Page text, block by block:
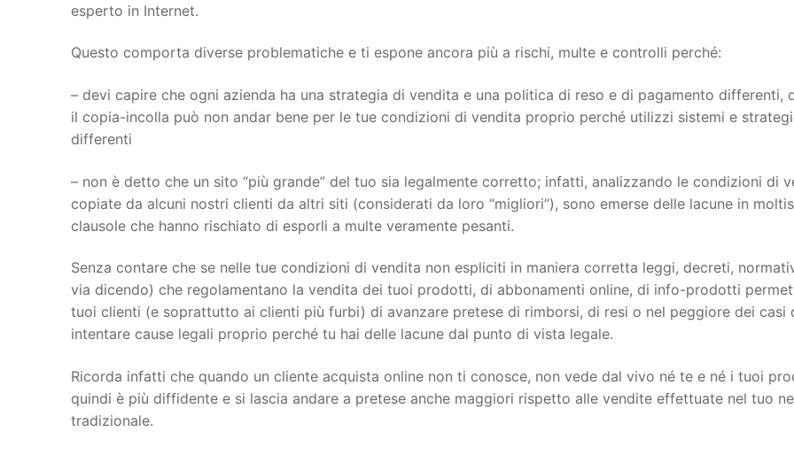
esperto in Internet.
Questo comporta diverse problematiche e ti espone ancora più a rischi, multe e controlli perché:
– devi capire che ogni azienda ha una strategia di vendita e una politica di reso e di pagamento differenti,
il copia-incolla può non andar bene per le tue condizioni di vendita proprio perché utilizzi sistemi e
differenti
– non è detto che un sito “più grande” del tuo sia legalmente corretto; infatti, analizzando le condizioni di
copiate da alcuni nostri clienti da altri siti (considerati da loro “migliori”), sono emerse delle lacune in
clausole che hanno rischiato di esporli a multe veramente pesanti.
Senza contare che se nelle tue condizioni di vendita non espliciti in maniera corretta leggi, decreti,
via dicendo) che regolamentano la vendita dei tuoi prodotti, di abbonamenti online, di info-prodotti
tuoi clienti (e soprattutto ai clienti più furbi) di avanzare pretese di rimborsi, di resi o nel peggiore dei casi
intentare cause legali proprio perché tu hai delle lacune dal punto di vista legale.
Ricorda infatti che quando un cliente acquista online non ti conosce, non vede dal vivo né te e né i tuoi
quindi è più diffidente e si lascia andare a pretese anche maggiori rispetto alle vendite effettuate nel tuo
tradizionale.